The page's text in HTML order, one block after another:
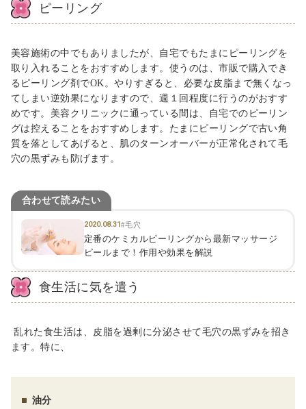
ピーリング
美容施術の中でもありましたが、自宅でもたまにピーリングを
取り入れることをおすすめします。使うのは、市販で購入でき
るピーリング剤でOK。やりすぎると、必要な皮脂まで無くなっ
てしまい逆効果になりますので、週１回程度に行うのがおすす
めです。美容クリニックに通っている間は、自宅でのピーリン
グは控えることをおすすめします。たまにピーリングで古い角
質を落としてあげると、肌のターンオーバーが正常化されて毛
穴の黒ずみも防げます。
合わせて読みたい
2020.08.31#毛穴
定番のケミカルピーリングから最新マッサージ
ピールまで！作用や効果を解説
食生活に気を遣う
乱れた食生活は、皮脂を過剰に分泌させて毛穴の黒ずみを招き
ます。特に、
油分